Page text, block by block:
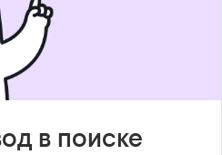
в поиске